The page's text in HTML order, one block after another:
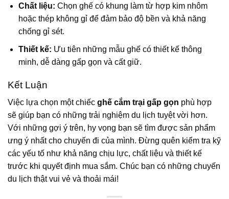
Chất liệu: Chọn ghế có khung làm từ hợp kim nhôm
hoặc thép không gỉ để đảm bảo độ bền và khả năng
chống gỉ sét.
Thiết kế: Ưu tiên những mẫu ghế có thiết kế thông
minh, dễ dàng gấp gọn và cất giữ.
Kết Luận
Việc lựa chọn một chiếc ghế cắm trại gấp gọn phù hợp
sẽ giúp bạn có những trải nghiệm du lịch tuyệt vời hơn.
Với những gợi ý trên, hy vọng bạn sẽ tìm được sản phẩm
ưng ý nhất cho chuyến đi của mình. Đừng quên kiểm tra kỹ
các yếu tố như khả năng chịu lực, chất liệu và thiết kế
trước khi quyết định mua sắm. Chúc bạn có những chuyến
du lịch thật vui vẻ và thoải mái!